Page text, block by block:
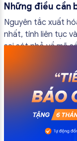
Những điều cần
đầu ra
Nguyên tắc xuất
nhất, tính liên tục
sai sót nhỏ về mã
ảnh hưởng đến
toán có thể tham